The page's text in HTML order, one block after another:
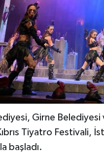
Girne
Tiyatro Festivali,
başladı.